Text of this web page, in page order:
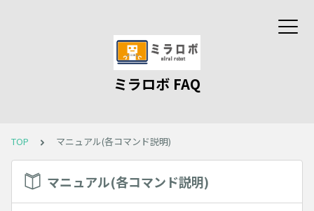
ミラロボ FAQ
TOP マニュアル(各コマンド説明)
マニュアル(各コマンド説明)